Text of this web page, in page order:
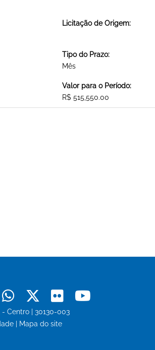
Licitação de Origem:
Tipo do Prazo:
Mês
Valor para o Período:
R$ 515,550.00
TiktokWhatsapp
X Flickr
- Centro | 30130-003
Mapa do site